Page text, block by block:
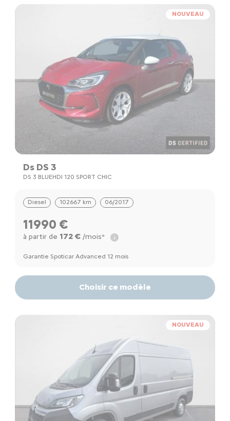
NOUVEAU
Ds DS 3
DS 3 BLUEHDI 120 SPORT CHIC
Diesel 102667 km 06/2017
11990 €
à partir de 172 €/mois*
Garantie Spoticar Advanced 12 mois
Choisir ce modèle
NOUVEAU